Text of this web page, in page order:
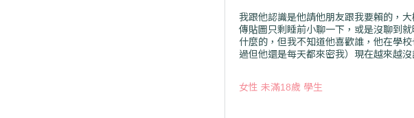
我跟他認識是他請他朋友跟我要賴的，
傳貼圖只剩睡前小聊一下，或是沒聊到
什麼的，但我不知道他喜歡誰，他在學
過但他還是每天都來密我）現在越來越沒
女性 未滿18歲 學生